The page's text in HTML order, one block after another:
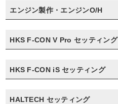
エンジン製作・エンジンO/H
HKS F-CON V Pro セッティング
HKS F-CON iS セッティング
HALTECH セッティング